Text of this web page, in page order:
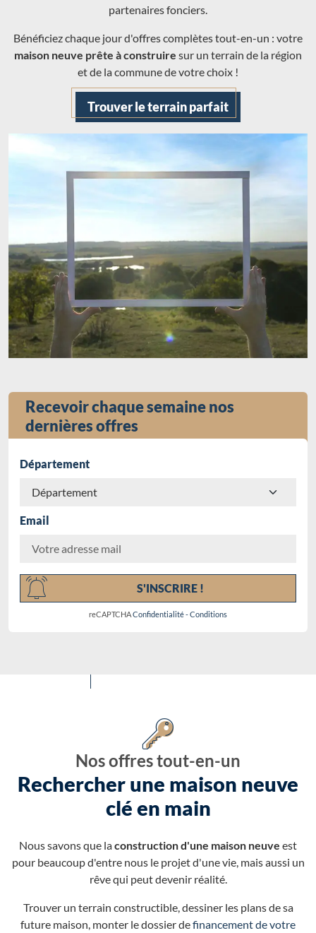
partenaires fonciers.
Bénéficiez chaque jour d'offres complètes tout-en-un : votre
maison neuve prête à construire sur un terrain de la région
et de la commune de votre choix !
Trouver le terrain parfait
Recevoir chaque semaine nos
dernières offres
Département
Email
S'INSCRIRE !
reCAPTCHAConfidentialité-Conditions
Nos offres tout-en-un
Rechercher une maison neuve
clé en main
Nous savons que laconstruction d'une maison neuve est
pour beaucoup d'entre nous le projet d'une vie, mais aussi un
rêve qui peut devenir réalité.
Trouver un terrain constructible, dessiner les plans de sa
future maison, monter le dossier definancement de votre